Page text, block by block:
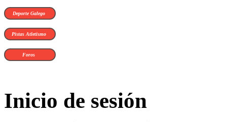
Deporte Galego
Pistas Atletismo
Foros
Inicio de sesión